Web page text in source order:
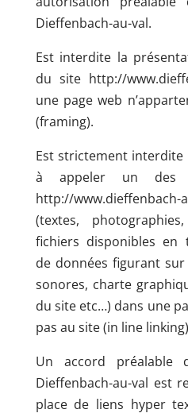
Dieffenbach-au-val.
Est interdite la
du site http://
une page web
(framing).
Est strictement
à appeler un des
http://
(textes,
fichiers disponibles en
de données figurant
sonores, charte
du site etc…) dans une
pas au site (in line
Un accord préalable
Dieffenbach-au-val est
place de liens hyper